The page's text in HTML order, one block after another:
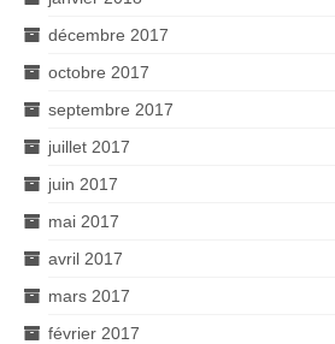
décembre 2017
octobre 2017
septembre 2017
juillet 2017
juin 2017
mai 2017
avril 2017
mars 2017
février 2017